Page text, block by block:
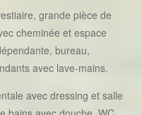
grande pièce de
cheminée et espace
bureau,
avec lave-mains.
avec dressing et salle